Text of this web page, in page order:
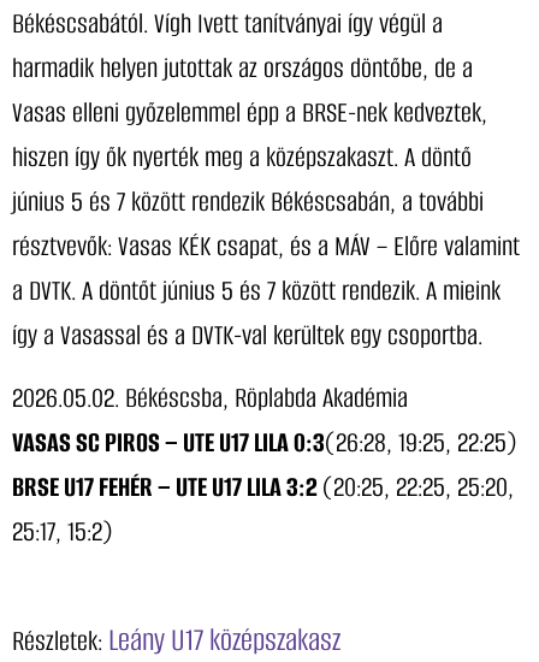
Békéscsabától. Vígh Ivett tanítványai így végül a
harmadik helyen jutottak az országos döntőbe, de a
Vasas elleni győzelemmel épp a BRSE-nek kedveztek,
hiszen így ők nyerték meg a középszakaszt. A döntő
június 5 és 7 között rendezik Békéscsabán, a további
résztvevők: Vasas KÉK csapat, és a MÁV – Előre valamint
a DVTK. A döntőt június 5 és 7 között rendezik. A mieink
így a Vasassal és a DVTK-val kerültek egy csoportba.
2026.05.02. Békéscsba, Röplabda Akadémia
VASAS SC PIROS – UTE U17 LILA0:3(26:28, 19:25, 22:25)
BRSE U17 FEHÉR – UTE U17 LILA 3:2(20:25, 22:25, 25:20,
25:17, 15:2)
Részletek: Leány U17 középszakasz